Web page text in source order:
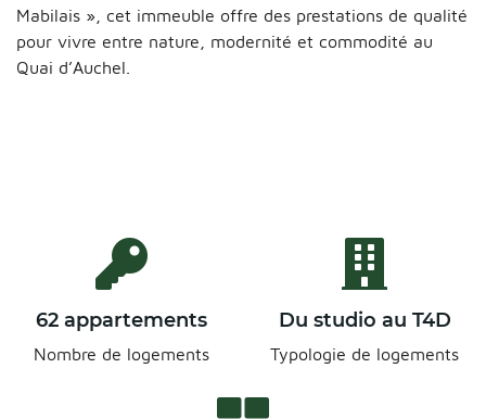
Mabilais », cet immeuble offre des prestations de qualité
pour vivre entre nature, modernité et commodité au
Quai d’Auchel.
62 appartements
Nombre de logements
Du studio au T4D
Typologie de logements